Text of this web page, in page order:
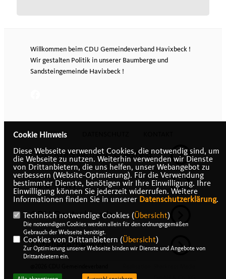
Willkommen beim CDU Gemeindeverband Havixbeck !
Wir gestalten Politik in unserer Baumberge und
Sandsteingemeinde Havixbeck !
IMPRESSUM
CDU Kreisverband Coesfeld
CDU NRW
CDU Deutschlands
Mitgliederbereich
Havixbeck
Cookie Hinweis
Diese Webseite verwendet Cookies, die notwendig sind, um
die Webseite zu nutzen. Weiterhin verwenden wir Dienste
von Drittanbietern, die uns helfen, unser Webangebot zu
verbessern (Website-Optmierung). Für die Verwendung
bestimmter Dienste, benötigen wir Ihre Einwilligung. Ihre
Einwilligung können Sie jederzeit widerrufen. Weitere
Informationen finden Sie in unserer Datenschutzerklärung.
Technisch notwendige Cookies (Übersicht)
Die notwendigen Cookies werden allein für den ordnungsgemäßen
Gebrauch der Webseite benötigt.
Cookies von Drittanbietern (Übersicht)
Zur Optimierung unserer Webseite binden wir Dienste und Angebote von
Drittanbietern ein.